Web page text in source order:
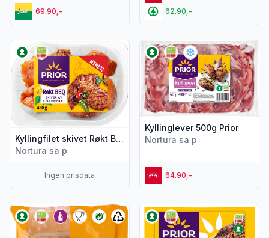
69.90,-
62.90,-
Kyllingfilet skivet Røkt Bbq 450g Prior
Nortura sa p
Ingen prisdata
Vis flere detaljer for produktet "Kyllingfilet skivet Røkt Bbq
Kyllinglever 500g Prior
Nortura sa p
64.90,-
Vis flere detaljer for
Vis flere detaljer for produktet "Kylling hel Grillet 850g Prior"
Vis flere detaljer for